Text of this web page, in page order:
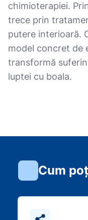
chimioterapiei.
trece prin
putere interioară.
model concret de
transformă
luptei cu boala.
Cum